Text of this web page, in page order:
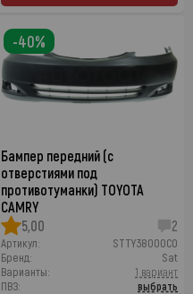
Бампер передний (с
отверстиями под
противотуманки) TOYOTA
CAMRY
5,00
2
Артикул:
STTY38000C0
Бренд:
Sat
Варианты:
1 вариант
ПВЗ:
выбрать
-40%